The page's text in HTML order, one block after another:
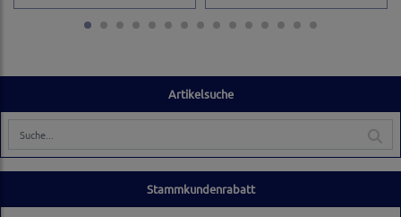
Artikelsuche
Stammkundenrabatt